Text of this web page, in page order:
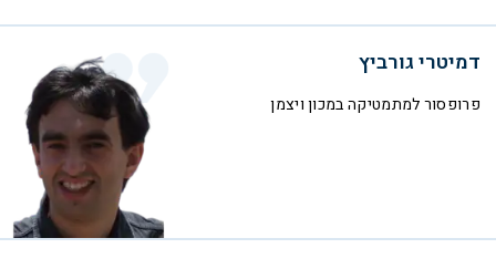
דמיטרי גורביץ
פרופסור למתמטיקה במכון ויצמן